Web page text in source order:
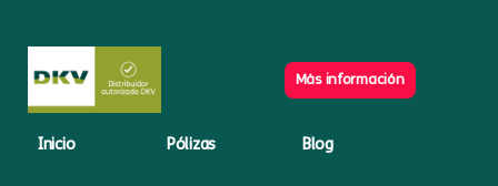
Inicio Pólizas Blog
Más información